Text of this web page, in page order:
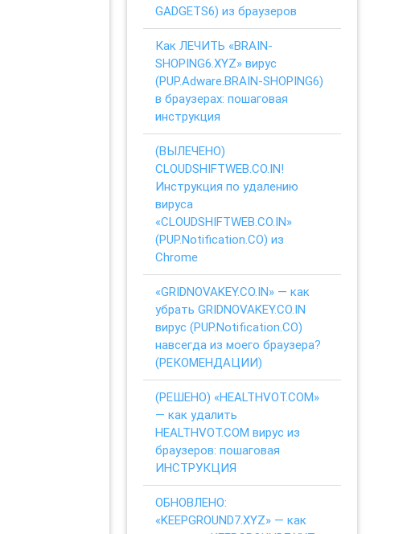
GADGETS6) из браузеров
Как ЛЕЧИТЬ «BRAIN-
SHOPING6.XYZ» вирус
(PUP.Adware.BRAIN-SHOPING6)
в браузерах: пошаговая
инструкция
(ВЫЛЕЧЕНО)
CLOUDSHIFTWEB.CO.IN!
Инструкция по удалению
вируса
«CLOUDSHIFTWEB.CO.IN»
(PUP.Notification.CO) из
Chrome
«GRIDNOVAKEY.CO.IN» — как
убрать GRIDNOVAKEY.CO.IN
вирус (PUP.Notification.CO)
навсегда из моего браузера?
(РЕКОМЕНДАЦИИ)
(РЕШЕНО) «HEALTHVOT.COM»
— как удалить
HEALTHVOT.COM вирус из
браузеров: пошаговая
ИНСТРУКЦИЯ
ОБНОВЛЕНО:
«KEEPGROUND7.XYZ» — как